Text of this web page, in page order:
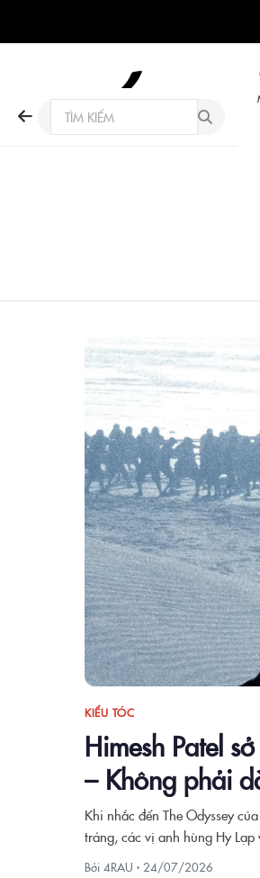
KIỂU TÓC
Himesh Patel
– Không phải
Khi nhắc đến The Odyssey
tráng, các vị anh hùng Hy
Bởi 4RAU · 24/07/2026